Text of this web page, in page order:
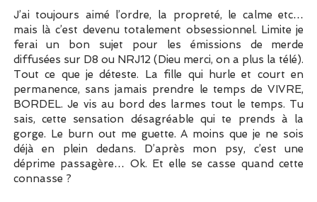
J’ai toujours aimé l’ordre, la propreté, le calme etc…
mais là c’est devenu totalement obsessionnel. Limite je
ferai un bon sujet pour les émissions de merde
diffusées sur D8 ou NRJ12 (Dieu merci, on a plus la télé).
Tout ce que je déteste. La fille qui hurle et court en
permanence, sans jamais prendre le temps de VIVRE,
BORDEL. Je vis au bord des larmes tout le temps. Tu
sais, cette sensation désagréable qui te prends à la
gorge. Le burn out me guette. A moins que je ne sois
déjà en plein dedans. D’après mon psy, c’est une
déprime passagère… Ok. Et elle se casse quand cette
connasse ?